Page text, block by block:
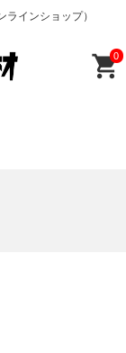
インショップ）
0